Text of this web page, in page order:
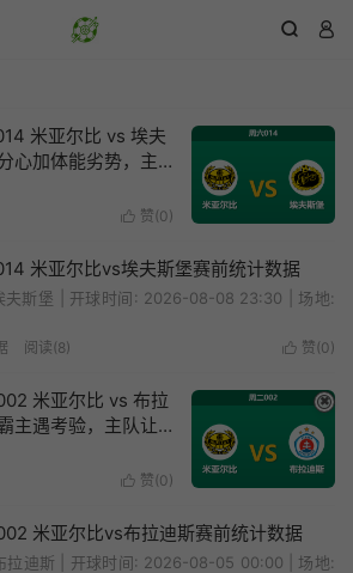
 
米亚尔比 vs 埃夫
心加体能劣势，主
险？
 赞(0)
米亚尔比vs埃夫斯堡赛前统计数据
夫斯堡 | 开球时间: 2026-08-08 23:30 | 场地:
 赞(0)
阅读(8)
✖
米亚尔比 vs 布拉
主遇考验，主队让
 赞(0)
米亚尔比vs布拉迪斯赛前统计数据
拉迪斯 | 开球时间: 2026-08-05 00:00 | 场地: